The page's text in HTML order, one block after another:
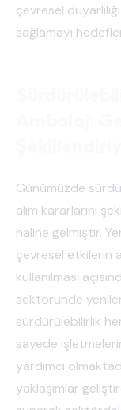
çevresel
sağlamayı
Günümüzde
alım kararlarını
haline gelmiştir.
çevresel etkilerin
kullanılması
sektöründe
sürdürülebilirlik
sayede
yardımcı
yaklaşımlar